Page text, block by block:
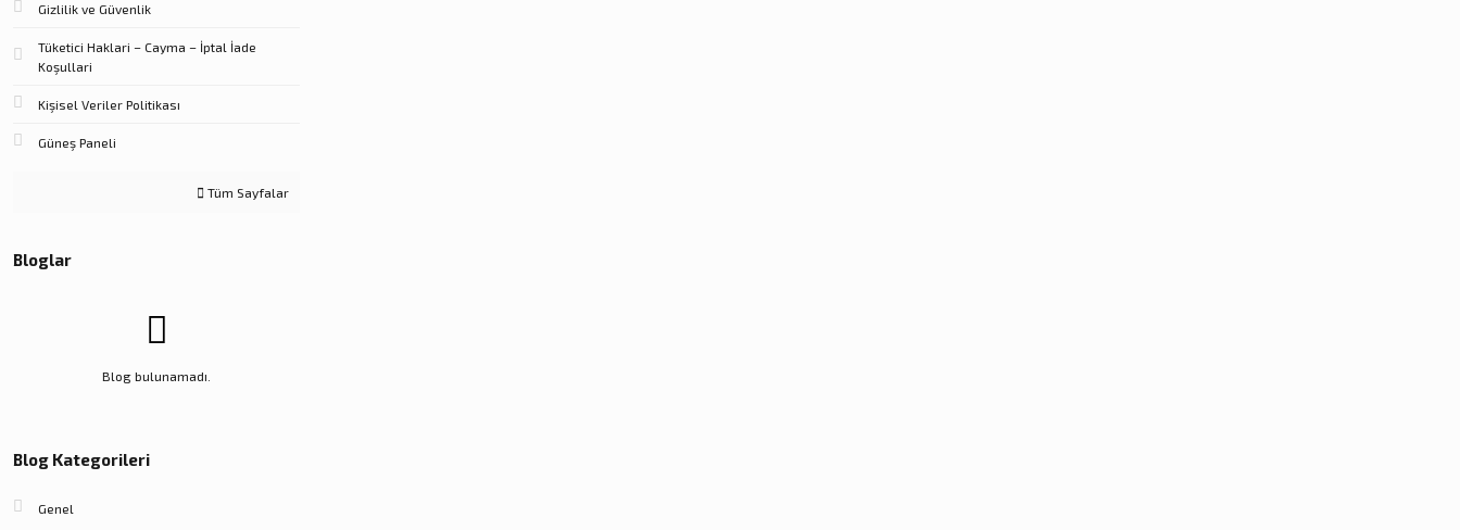
Gizlilik ve Güvenlik
Tüketici Haklari – Cayma – İptal İade
Koşullari
Kişisel Veriler Politikası
Güneş Paneli
Tüm Sayfalar
Bloglar
Blog bulunamadı.
Blog Kategorileri
Genel